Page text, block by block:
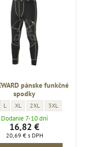
oblečenie:
pracovné oblečenie:
pracovné oblečenie:
- VELKOSTI pracovné oblečenie:
tričko - VELKOSTI pracovné
pánske funkčné
spodky
REWARD pánske funkčné
CXS REWARD pánske funkčné
L CXS REWARD pánske
XL CXS REWARD
2XL CXS
3XL
Dodanie 7-10 dní
16,82 €
20,69 € s DPH